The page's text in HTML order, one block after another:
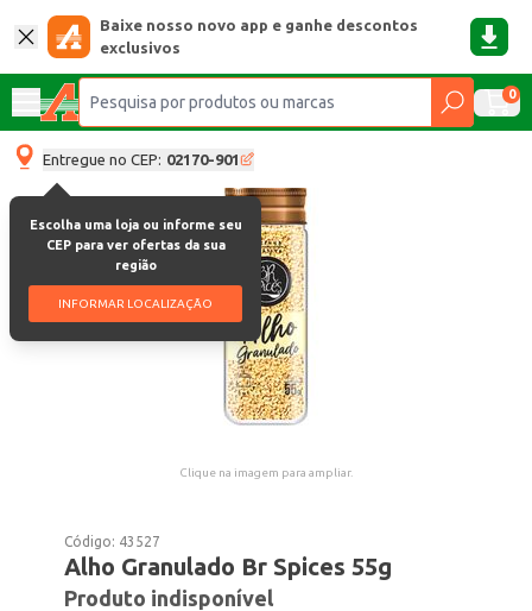
Baixe nosso novo app e ganhe descontos
exclusivos
0
Entregue no CEP: 02170-901
Escolha uma loja ou informe seu
CEP para ver ofertas da sua
região
INFORMAR LOCALIZAÇÃO
Clique na imagem para ampliar.
Código: 43527
Alho Granulado Br Spices 55g
Produto indisponível